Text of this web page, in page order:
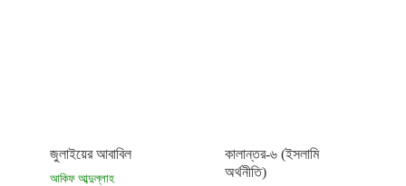
জুলাইয়ের আবাবিল
আকিফ আব্দুল্লাহ
কালান্তর-৬ (ইসলামি
অর্থনীতি)